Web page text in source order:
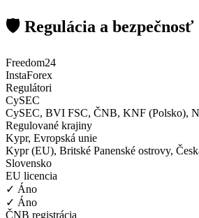
🛡️ Regulácia a bezpečnosť
Freedom24
InstaForex
Regulátori
CySEC
CySEC, BVI FSC, ČNB, KNF (Polsko),
Regulované krajiny
Kypr, Evropská unie
Kypr (EU), Britské Panenské ostrovy,
Slovensko
EU licencia
✓ Áno
✓ Áno
ČNB registrácia